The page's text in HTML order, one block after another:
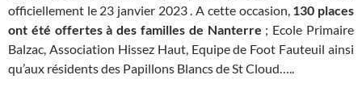
officiellement le 23 janvier 2023 . A cette occasion, 130 places
ont été offertes à des familles de Nanterre ; Ecole Primaire
Balzac, Association Hissez Haut, Equipe de Foot Fauteuil ainsi
qu’aux résidents des Papillons Blancs de St Cloud…..